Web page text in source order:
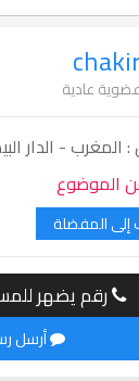
chakir
عضوية عادية
المغرب - الدار
الموضوع
المفضلة
رقم يضهر
أرسل